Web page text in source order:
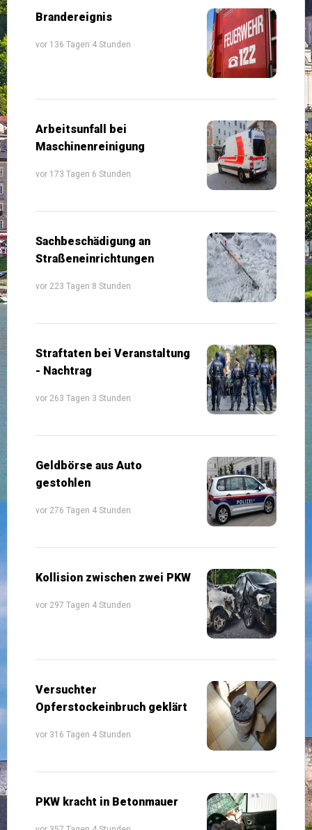
Brandereignis
vor 136 Tagen 4 Stunden
Arbeitsunfall bei
Maschinenreinigung
vor 173 Tagen 6 Stunden
Sachbeschädigung an
Straßeneinrichtungen
vor 223 Tagen 8 Stunden
Straftaten bei Veranstaltung
- Nachtrag
vor 263 Tagen 3 Stunden
Geldbörse aus Auto
gestohlen
vor 276 Tagen 4 Stunden
Kollision zwischen zwei PKW
vor 297 Tagen 4 Stunden
Versuchter
Opferstockeinbruch geklärt
vor 316 Tagen 4 Stunden
PKW kracht in Betonmauer